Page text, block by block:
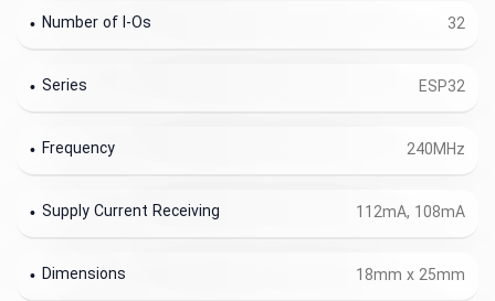
32
Number of I-Os
ESP32
Series
240MHz
Frequency
112mA, 108mA
Supply Current Receiving
18mm x 25mm
Dimensions